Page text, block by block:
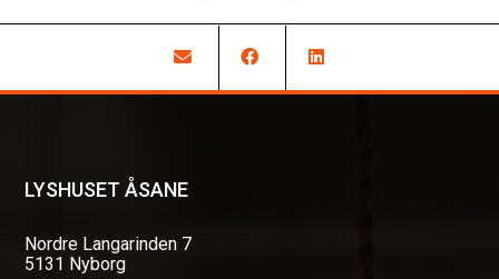
LYSHUSET ÅSANE
Nordre Langarinden 7
5131 Nyborg